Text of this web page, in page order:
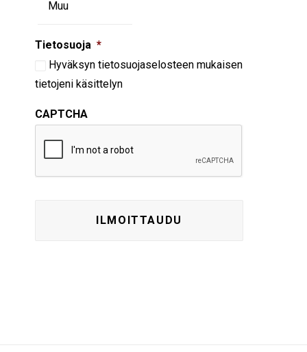
Tietosuoja *
Hyväksyn tietosuojaselosteen mukaisen
tietojeni käsittelyn
CAPTCHA